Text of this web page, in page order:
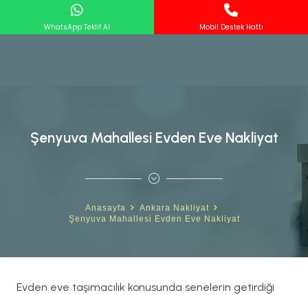
Şenyuva Mahallesi Evden Eve Nakliyat
Anasayfa
Ankara Nakliyat
Şenyuva Mahallesi Evden Eve Nakliyat
Evden eve taşımacılık konusunda senelerin getirdiği
WhatsApp Teklif Al Mobil Destek Hattı